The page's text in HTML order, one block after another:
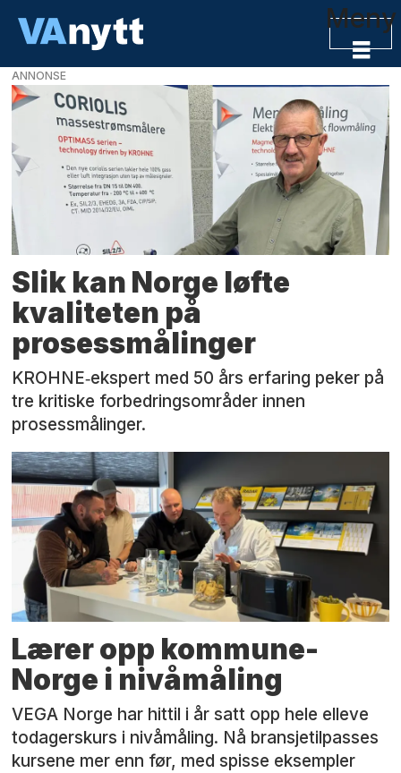
Meny
Tag:
måleteknikk
ANNONSE
Slik kan Norge løfte
kvaliteten på
prosessmålinger
KROHNE‑ekspert med 50 års erfaring peker på
tre kritiske forbedringsområder innen
prosessmålinger.
Lærer opp kommune-
Norge i nivåmåling
VEGA Norge har hittil i år satt opp hele elleve
todagerskurs i nivåmåling. Nå bransjetilpasses
kursene mer enn før, med spisse eksempler